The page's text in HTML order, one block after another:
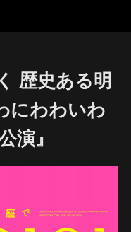
歴史ある明
にわわいわ
演』